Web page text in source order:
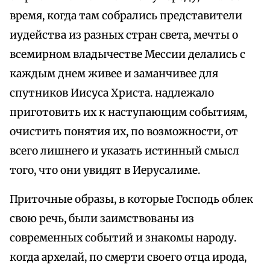
время, когда там собрались представители
иудейства из разных стран света, мечты о
всемирном владычестве Мессии делались с
каждым днем живее и заманчивее для
спутников Иисуса Христа. надлежало
приготовить их к наступающим событиям,
очистить понятия их, по возможности, от
всего лишнего и указать истинный смысл
того, что они увидят в Иерусалиме.
Приточные образы, в которые Господь облек
свою речь, были заимствованы из
современных событий и знакомы народу.
когда архелай, по смерти своего отца ирода,